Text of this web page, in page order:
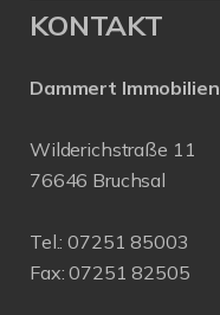
KONTAKT
Dammert Immobilien
Wilderichstraße 11
76646 Bruchsal
Tel.:07251 85003
Fax: 07251 82505